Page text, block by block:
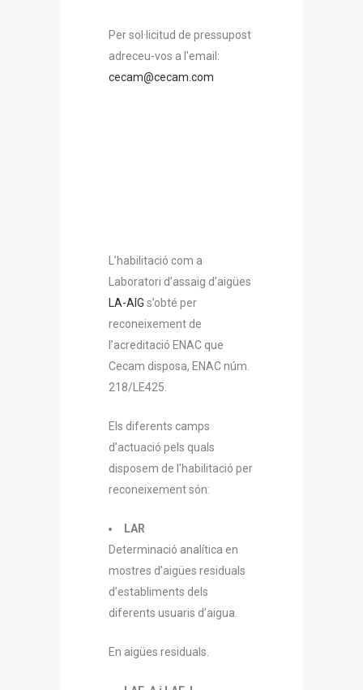
Per sol·licitud de pressupost
adreceu-vos a l'email:
cecam@cecam.com
L’habilitació com a
Laboratori d’assaig d’aigües
LA-AIG s’obté per
reconeixement de
l’acreditació ENAC que
Cecam disposa, ENAC núm.
218/LE425.
Els diferents camps
d’actuació pels quals
disposem de l’habilitació per
reconeixement són:
LAR
Determinació analítica en
mostres d’aigües residuals
d’establiments dels
diferents usuaris d’aigua.
En aigües residuals.